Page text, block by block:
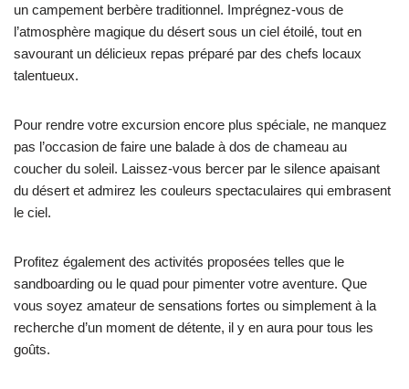
un campement berbère traditionnel. Imprégnez-vous de
l’atmosphère magique du désert sous un ciel étoilé, tout en
savourant un délicieux repas préparé par des chefs locaux
talentueux.
Pour rendre votre excursion encore plus spéciale, ne manquez
pas l’occasion de faire une balade à dos de chameau au
coucher du soleil. Laissez-vous bercer par le silence apaisant
du désert et admirez les couleurs spectaculaires qui embrasent
le ciel.
Profitez également des activités proposées telles que le
sandboarding ou le quad pour pimenter votre aventure. Que
vous soyez amateur de sensations fortes ou simplement à la
recherche d’un moment de détente, il y en aura pour tous les
goûts.